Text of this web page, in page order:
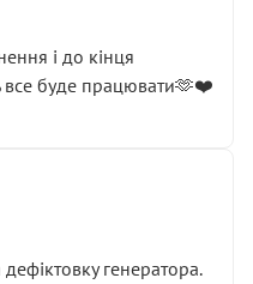
і до кінця
все буде працювати🫶❤️
генератора.